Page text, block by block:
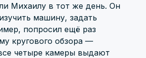
Михаилу в тот же день. Он
машину, задать
попросил ещё раз
кругового обзора —
четыре камеры выдают